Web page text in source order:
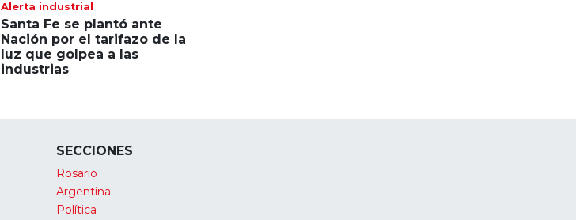
Alerta industrial
Santa Fe se plantó ante
Nación por el tarifazo de la
luz que golpea a las
industrias
SECCIONES
Rosario
Argentina
Política